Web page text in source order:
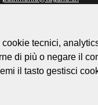
lugano.ch
Cookie policy
tecnici,
di più o negare il
il tasto gestisci